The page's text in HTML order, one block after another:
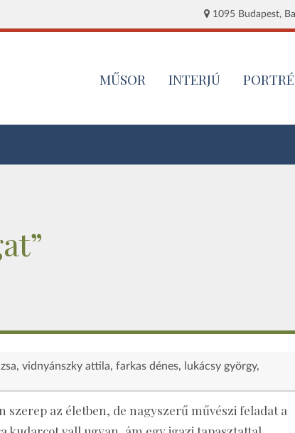
1095 Budapest,
MŰSOR INTERJÚ PORTRÉ
vidnyánszky attila farkas dénes lukácsy györgy
az életben, de nagyszerű művészi feladat a